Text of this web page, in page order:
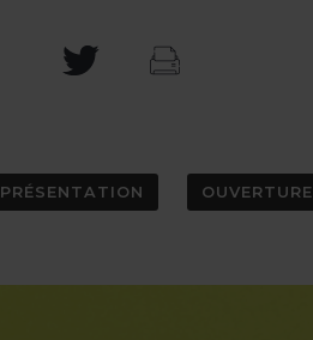
PRÉSENTATION OUVERTURE